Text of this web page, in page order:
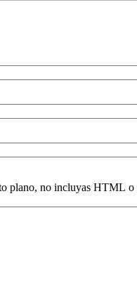
plano, no incluyas HTML